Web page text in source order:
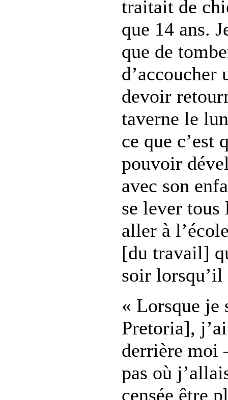
traitait de
que 14 ans.
que de
d’accoucher
devoir
taverne le
ce que c’est
pouvoir
avec son
se lever tous
aller à
[du travail]
soir
« Lorsque je
Pretoria],
derrière moi
pas où
censée être